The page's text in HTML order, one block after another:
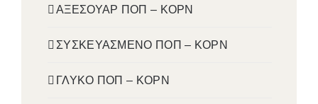
ΑΞΕΣΟΥΑΡ ΠΟΠ – ΚΟΡΝ
ΣΥΣΚΕΥΑΣΜΕΝΟ ΠΟΠ – ΚΟΡΝ
ΓΛΥΚΟ ΠΟΠ – ΚΟΡΝ